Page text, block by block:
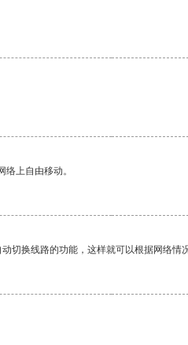
上自由移动。
换线路的功能，这样就可以根据网络情